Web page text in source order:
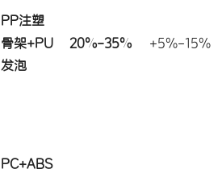
PP注塑
骨架+PU
发泡
20%-35% +5%-15%
PC+ABS